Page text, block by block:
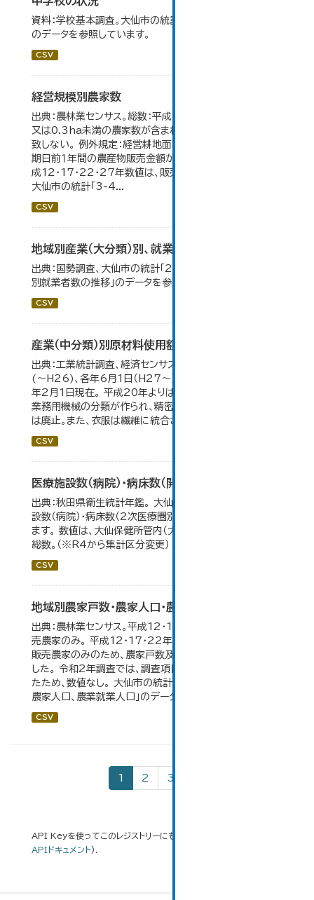
資料：学校基本調査。大仙市の統計「14-5 中学校の状況」
のデータを参照しています。
CSV
経営規模別農家数
出典：農林業センサス。総数：平成7年までは、自給的農家数
又は0.3ha未満の農家数が含まれているため横の計と合
致しない。 例外規定：経営耕地面積が0.3ha未満で、調査
期日前１年間の農産物販売金額が50万円以上の農家。 平
成12・17・22・27年数値は、販売農家のみが調査対象。
大仙市の統計「3-4...
CSV
地域別産業（大分類）別、就業者数
出典：国勢調査、大仙市の統計「2-8 地域別産業（大分類）
別就業者数の推移」のデータを参照しています。
CSV
産業（中分類）別原材料使用額等の推移
出典：工業統計調査、経済センサス。 各年12月31日現在
(～H26)、各年6月1日（H27～）・平成23年のみ平成24
年2月1日現在。 平成20年よりはん用機械、生産用機械、
業務用機械の分類が作られ、精密機械、一般用機械の分類
は廃止。また、衣服は繊維に統合された。...
CSV
医療施設数（病院）・病床数（開設主体・保健所別）
出典：秋田県衛生統計年鑑。 大仙市の統計「11-11 医療施
設数（病院）・病床数（2次医療圏別)」のデータを参照してい
ます。 数値は、大仙保健所管内（大仙市・仙北市・美郷町）の
総数。（※R4から集計区分変更）
CSV
地域別農家戸数・農家人口・農業就業人口
出典：農林業センサス。平成12・17・22・27年数値は、販
売農家のみ。 平成12・17・22年の農業就業人口データが
販売農家のみのため、農家戸数及び人口も販売農家のみと
した。 令和2年調査では、調査項目・集計体系が変更となっ
たため、数値なし。 大仙市の統計「3-2 地域別農家戸数、
農家人口、農業就業人口」のデータを参照しています。
CSV
1 2 3
API Keyを使ってこのレジストリーにもアクセス可能です
APIドキュメント).